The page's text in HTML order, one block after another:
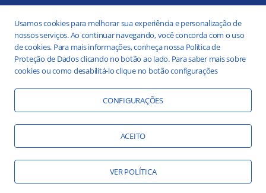
Trabalhe na SANASA
Concurso Público
Estágio
Portal da Transparência
Práticas ESG
Responsabilidade Social
Educação Ambiental
Usamos cookies para melhorar sua experiência e personalização de
nossos serviços. Ao continuar navegando, você concorda com o uso
de cookies. Para mais informações, conheça nossa Política de
Proteção de Dados clicando no botão ao lado. Para saber mais sobre
cookies ou como desabilitá-lo clique no botão configurações
CONFIGURAÇÕES
ACEITO
VER POLÍTICA